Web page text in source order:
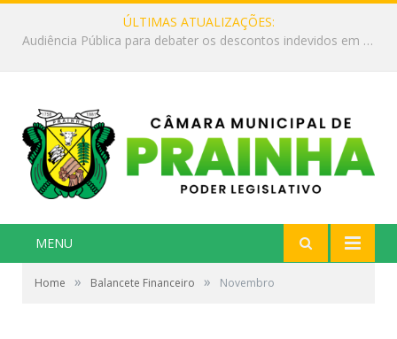
ÚLTIMAS ATUALIZAÇÕES:
Audiência Pública para debater os descontos indevidos em aposentadorias e benefícios pagos pela Previdência Social aos cidadãos do município.
MENU
Home » Balancete Financeiro » Novembro